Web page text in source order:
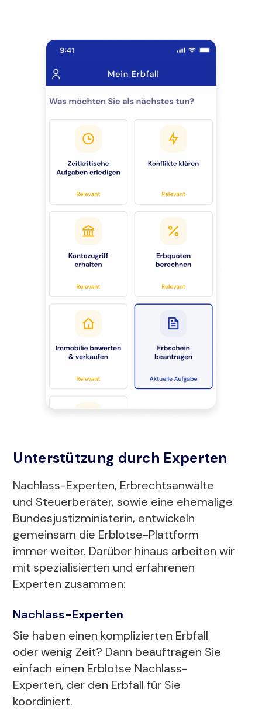
Unterstützung durch Experten
Nachlass-Experten, Erbrechtsanwälte
und Steuerberater, sowie eine ehemalige
Bundesjustizministerin, entwickeln
gemeinsam die Erblotse-Plattform
immer weiter. Darüber hinaus arbeiten wir
mit spezialisierten und erfahrenen
Experten zusammen:
Nachlass-Experten
Sie haben einen komplizierten Erbfall
oder wenig Zeit? Dann beauftragen Sie
einfach einen Erblotse Nachlass-
Experten, der den Erbfall für Sie
koordiniert.